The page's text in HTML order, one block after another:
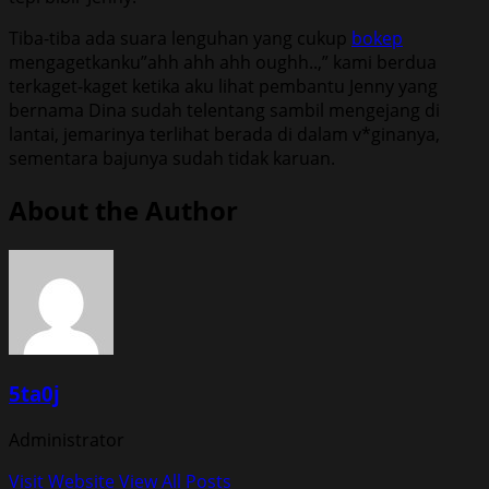
Tiba-tiba ada suara lenguhan yang cukup bokep
mengagetkanku”ahh ahh ahh oughh..,” kami berdua
terkaget-kaget ketika aku lihat pembantu Jenny yang
bernama Dina sudah telentang sambil mengejang di
lantai, jemarinya terlihat berada di dalam v*ginanya,
sementara bajunya sudah tidak karuan.
About the Author
5ta0j
Administrator
Visit WebsiteView All Posts